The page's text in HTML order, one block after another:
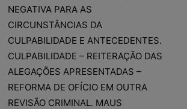
NEGATIVA PARA AS
CIRCUNSTÂNCIAS DA
CULPABILIDADE E ANTECEDENTES.
CULPABILIDADE – REITERAÇÃO DAS
ALEGAÇÕES APRESENTADAS –
REFORMA DE OFÍCIO EM OUTRA
REVISÃO CRIMINAL. MAUS